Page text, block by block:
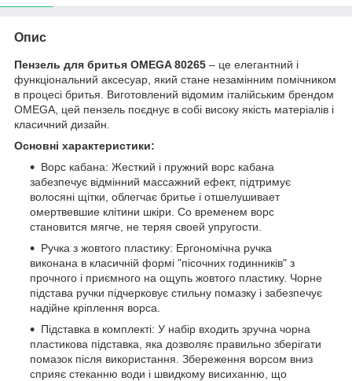
Опис
Пензель для бритья OMEGA 80265 – це елегантний і
функціональний аксесуар, який стане незамінним помічником
в процесі бритья. Виготовлений відомим італійським брендом
OMEGA, цей пензель поєднує в собі високу якість матеріалів і
класичний дизайн.
Основні характеристики:
Ворс кабана: Жесткий і пружний ворс кабана
забезпечує відмінний массажний ефект, підтримує
волосяні щітки, облегчає бритье і отшелушивает
омертвевшие клітини шкіри. Со временем ворс
становится мягче, не теряя своей упругости.
Ручка з жовтого пластику: Ергономічна ручка
виконана в класичній формі "пісочних годинників" з
прочного і приємного на ощупь жовтого пластику. Чорне
підстава ручки підчерковує стильну помазку і забезпечує
надійне кріплення ворса.
Підставка в комплекті: У набір входить зручна чорна
пластикова підставка, яка дозволяє правильно зберігати
помазок після використання. Збереження ворсом вниз
сприяє стеканню води і швидкому висиханню, що